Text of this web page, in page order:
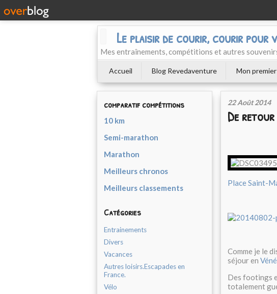
Le plaisir de courir, courir pour
Mes entraînements, compétitions et autres
Accueil Blog Revedaventure Mon
comparatif compétitions
10 km
Semi-marathon
Marathon
Meilleurs chronos
Meilleurs classements
Catégories
Entrainements
Divers
Vacances
Autres loisirs.Escapades en
France.
Vélo
22 Août 2014
De retour
Place Saint-
Comme je le
séjour en
Des footings
totalement